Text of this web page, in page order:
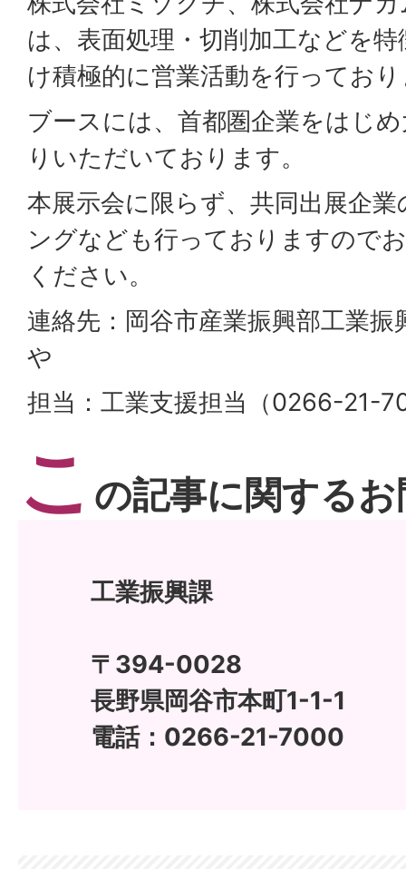
は、表面処理・切削加工などを
け積極的に営業活動を行ってお
ブースには、首都圏企業をはじ
りいただいております。
本展示会に限らず、共同出展企
ングなども行っておりますので
ください。
連絡先：岡谷市産業振興部工業
や
担当：工業支援担当（0266-21-
こ の記事に関する
工業振興課
〒394-0028
長野県岡谷市本町1-1-1
電話：0266-21-7000